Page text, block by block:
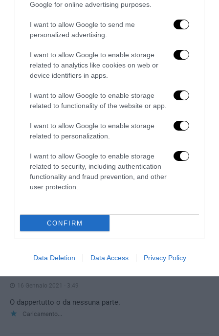
Google for online advertising purposes.
I want to allow Google to send me
personalized advertising.
I want to allow Google to enable storage
related to analytics like cookies on web or
device identifiers in apps.
I want to allow Google to enable storage
related to functionality of the website or app.
I want to allow Google to enable storage
related to personalization.
I want to allow Google to enable storage
related to security, including authentication
functionality and fraud prevention, and other
user protection.
CONFIRM
Data Deletion Data Access Privacy Policy
Sport, sacralità e bellezza: dai bronzi di Riace alla
24 Luglio 2026
PINO ROSSI
16 Gennaio 2021 - 1:29
WhatsApp. Ci hanno dato una mano ora hanno tutti telegram.
Caricamento...
16 Gennaio 2021 - 3:49
O dappertutto o da nessuna parte.
Caricamento...